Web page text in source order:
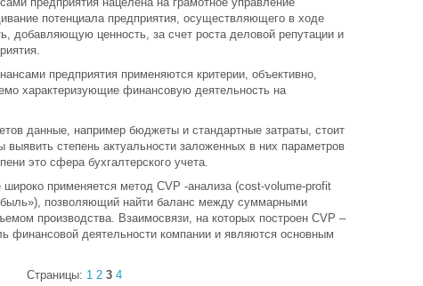
потенциала предприятия, осуществляющего в ходе
добавляющую ценность, за счет роста деловой репутации и
предприятия применяются критерии, объективно,
характеризующие финансовую деятельность на
данные, например бюджеты и стандартные затраты, стоит
выявить степень актуальности заложенных в них параметров
это сфера бухгалтерского учета.
широко применяется метод СVР -анализа (cost-volume-profit
позволяющий найти баланс между суммарными
производства. Взаимосвязи, на которых построен СVР –
финансовой деятельности компании и являются основным
Страницы: 1 2 3 4